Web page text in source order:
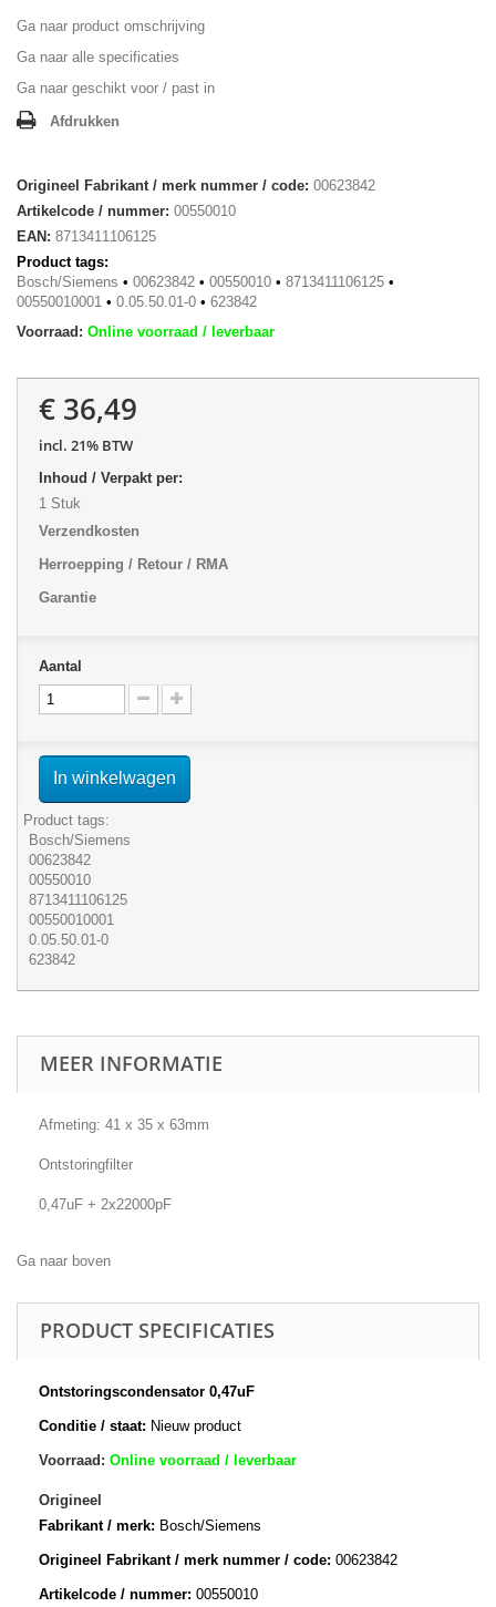
Ga naar product omschrijving
Ga naar alle specificaties
Ga naar geschikt voor / past in
Afdrukken
Origineel Fabrikant / merk nummer / code: 00623842
Artikelcode / nummer: 00550010
EAN: 8713411106125
Product tags:
Bosch/Siemens • 00623842 • 00550010 • 8713411106125 •
00550010001 • 0.05.50.01-0 • 623842
Voorraad: Online voorraad / leverbaar
€ 36,49
incl. 21% BTW
Inhoud / Verpakt per:
1 Stuk
Verzendkosten
Herroepping / Retour / RMA
Garantie
Aantal
In winkelwagen
Product tags:
Bosch/Siemens
00623842
00550010
8713411106125
00550010001
0.05.50.01-0
623842
MEER INFORMATIE
Afmeting: 41 x 35 x 63mm
Ontstoringfilter
0,47uF + 2x22000pF
Ga naar boven
PRODUCT SPECIFICATIES
Ontstoringscondensator 0,47uF
Conditie / staat: Nieuw product
Voorraad: Online voorraad / leverbaar
Origineel
Fabrikant / merk: Bosch/Siemens
Origineel Fabrikant / merk nummer / code: 00623842
Artikelcode / nummer: 00550010